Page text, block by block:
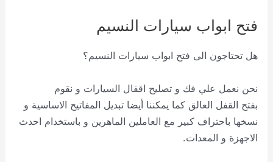
فتح ابواب سيارات النسيم
هل تحتاجون الى فتح ابواب سيارات النسيم؟
نحن نعمل علي فك و تصليح اقفال السيارات و نقوم
بفتح القفل العالق كما يمكننا أيضا تبديل المفاتيح الاساسية و
نسخها باحتراف كبير مع العاملين الماهرين و باستخدام احدث
الاجهزة و المعدات.